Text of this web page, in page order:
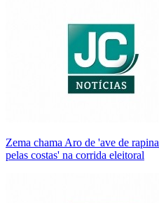
Zema chama Aro de 'ave de
pelas costas' na corrida eleitoral